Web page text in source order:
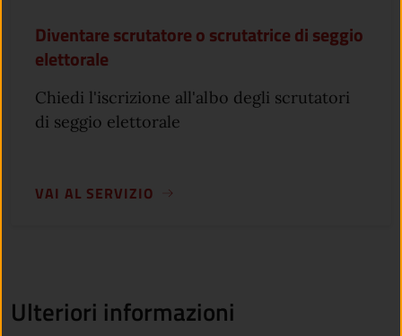
Diventare scrutatore o scrutatrice di seggio
elettorale
Chiedi l'iscrizione all'albo degli scrutatori
di seggio elettorale
VAI AL SERVIZIO
Ulteriori informazioni